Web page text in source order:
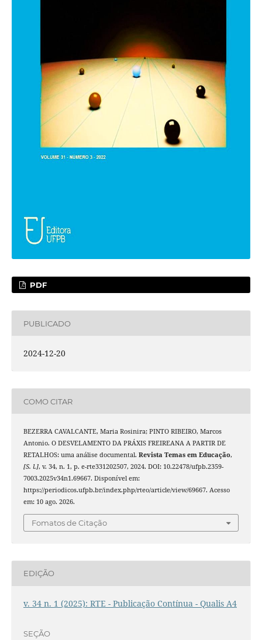
PDF
PUBLICADO
2024-12-20
COMO CITAR
BEZERRA CAVALCANTE, Maria Rosinira; PINTO RIBEIRO, Marcos
Antonio. O DESVELAMENTO DA PRÁXIS FREIREANA A PARTIR DE
RETALHOS: uma análise documental. Revista Temas em Educação,
[S. l.], v. 34, n. 1, p. e-rte331202507, 2024. DOI: 10.22478/ufpb.2359-
7003.2025v34n1.69667. Disponível em:
https://periodicos.ufpb.br/index.php/rteo/article/view/69667. Acesso
em: 10 ago. 2026.
Fomatos de Citação
EDIÇÃO
v. 34 n. 1 (2025): RTE - Publicação Contínua - Qualis A4
SEÇÃO